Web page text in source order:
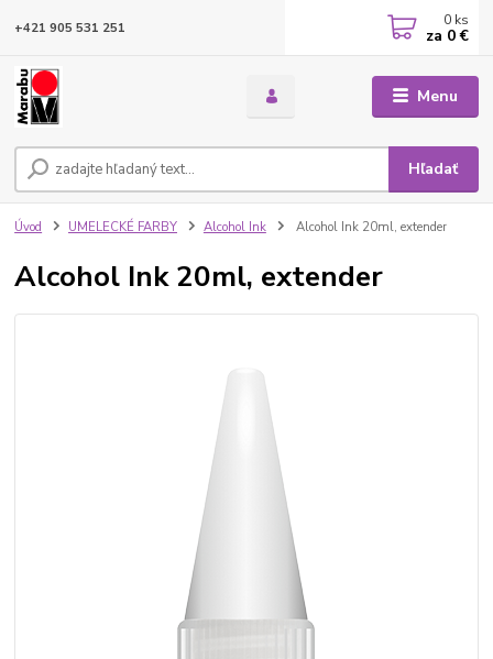
Menu
Hľadať
+421 905 531 251 0 ks
za 0 €
Úvod UMELECKÉ FARBY Alcohol Ink Alcohol Ink 20ml, extender
Alcohol Ink 20ml, extender